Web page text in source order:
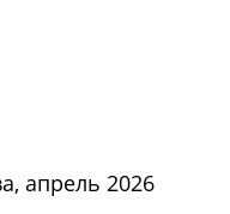
апрель 2026